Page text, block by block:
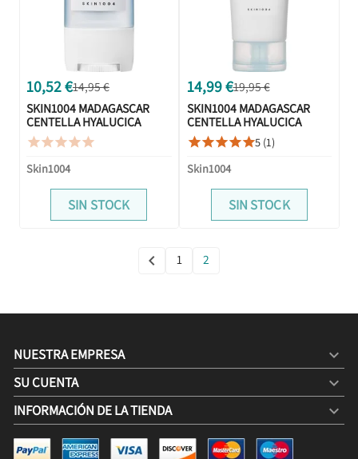
10,52 €14,95 €
SKIN1004 MADAGASCAR
CENTELLA HYALUCICA
SILKYFIT SUN STICK SOLAR
SPF50 PA 20G

Skin1004
SIN STOCK
14,99 €19,95 €
SKIN1004 MADAGASCAR
CENTELLA HYALUCICA
MOISTURE CREAM 75ML
5 (1)
Skin1004
SIN STOCK
 1 2
NUESTRA EMPRESA 
SU CUENTA 
INFORMACIÓN DE LA TIENDA keyboard_arrow_down